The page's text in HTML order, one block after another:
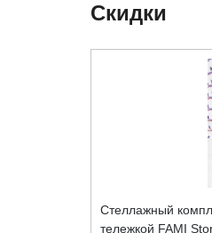
Скидки
Cтеллажный
тележкой FAMI